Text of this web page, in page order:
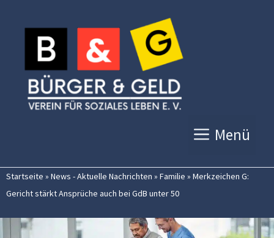
Inhalt
springen
Menü
Startseite » News - Aktuelle Nachrichten » Familie » Merkzeichen G:
Gericht stärkt Ansprüche auch bei GdB unter 50